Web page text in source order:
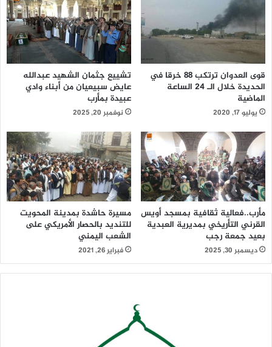
قوى العدوان ترتكب 88 خرقا في
الحديدة خلال الـ 24 الساعة
الماضية
يوليو 17, 2020
تشييع جثمان الشهيد عبدالله
عايض سبيعيان من أبناء وادي
عبيدة بمأرب
نوفمبر 20, 2025
مأرب..فعالية ثقافية بمسجد أويس
القرني التأريخي بمديرية العبدية
بعيد جمعة رجب
ديسمبر 30, 2025
مسيرة حاشدة بمدينة المحويت
للتنديد بالحصار الأمريكي على
الشعب اليمني
فبراير 26, 2021